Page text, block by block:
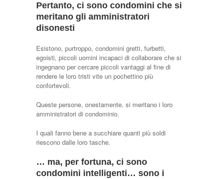
Pertanto, ci sono condomini che si
meritano gli amministratori
disonesti
Esistono, purtroppo, condomini gretti, furbetti,
egoisti, piccoli uomini incapaci di collaborare che si
ingegnano per cercare piccoli vantaggi al fine di
rendere le loro tristi vite un pochettino più
confortevoli.
Queste persone, onestamente, si meritano i loro
amministratori di condominio.
I quali fanno bene a succhiare quanti più soldi
riescono dalle loro tasche.
… ma, per fortuna, ci sono
condomini intelligenti… sono i